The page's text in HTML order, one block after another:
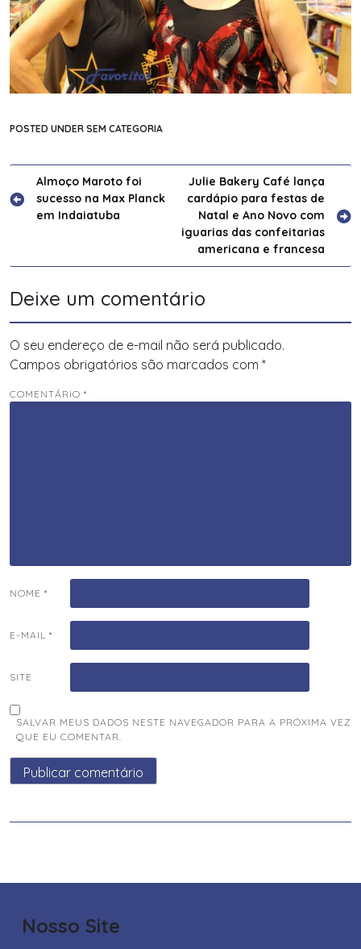
POSTED UNDER SEM CATEGORIA
Navegação
de
Almoço Maroto foi
sucesso na Max Planck
em Indaiatuba
Julie Bakery Café lança
cardápio para festas de
Natal e Ano Novo com
iguarias das confeitarias
americana e francesa
Deixe um comentário
O seu endereço de e-mail não será publicado.
Campos obrigatórios são marcados com *
COMENTÁRIO *
NOME *
E-MAIL *
SITE
SALVAR MEUS DADOS NESTE NAVEGADOR PARA A PRÓXIMA VEZ
QUE EU COMENTAR.
Nosso Site